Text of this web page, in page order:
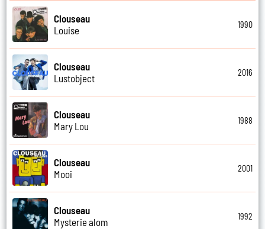
Clouseau
Louise
1990
Clouseau
Lustobject
2016
Clouseau
Mary Lou
1988
Clouseau
Mooi
2001
Clouseau
Mysterie alom
1992